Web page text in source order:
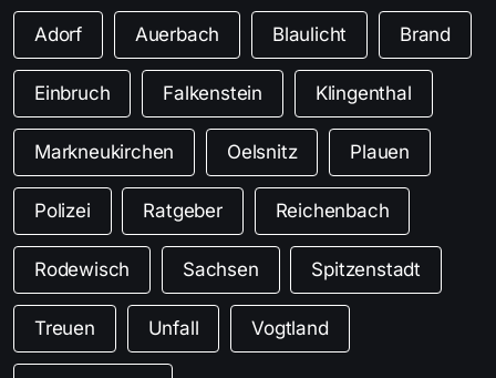
Adorf Auerbach Blaulicht Brand
Einbruch Falkenstein Klingenthal
Markneukirchen Oelsnitz Plauen
Polizei Ratgeber Reichenbach
Rodewisch Sachsen Spitzenstadt
Treuen Unfall Vogtland